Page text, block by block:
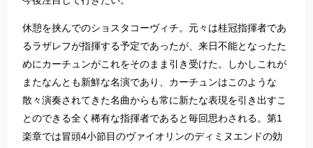
​​休憩を挟んでのショスタコーヴィチ。元々は桂冠指揮者であ
るラザレフが指揮する予定であったが、来日不能となったた
めにカーチュンがこれをそのまま引き受けた。しかしこれが
またなんとも新鮮な名演であり、カーチュンはこのような
散々演奏されてきた名曲からも常に新たな表現を引き出すこ
とのできる全く稀有な指揮者であると毎回思わされる。第1
楽章では冒頭4小節目のヴァイオリンのディミヌエンドの効